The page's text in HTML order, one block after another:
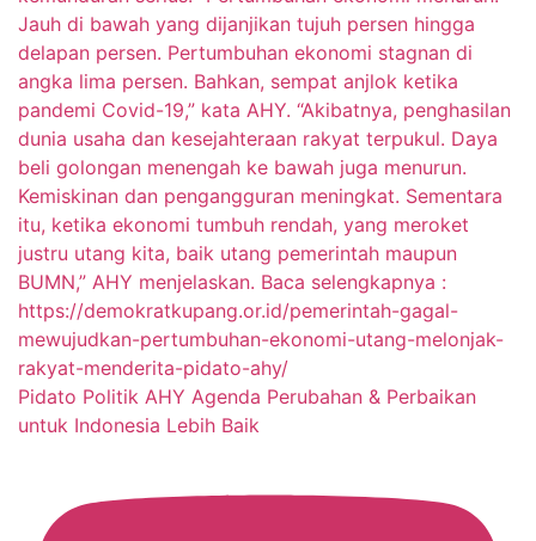
Pidato Politik AHY Agenda Perubahan & Perbaikan
untuk Indonesia Lebih Baik